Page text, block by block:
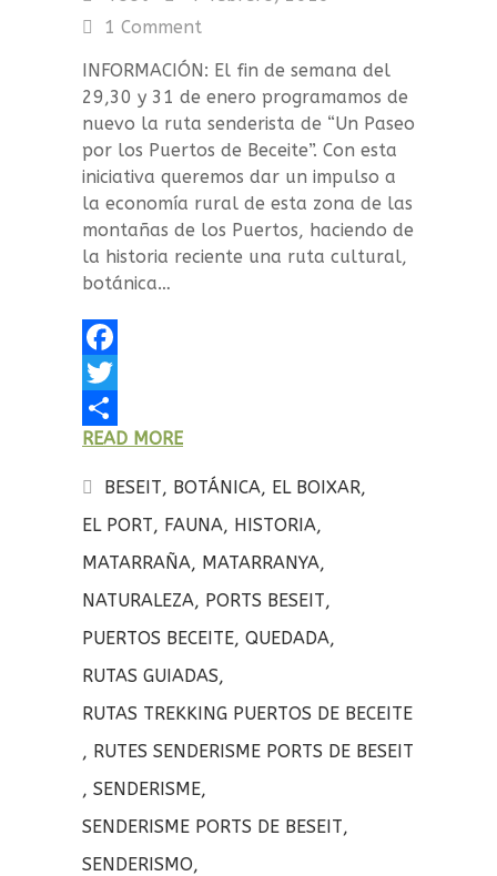
1 Comment
INFORMACIÓN: El fin de semana del
29,30 y 31 de enero programamos de
nuevo la ruta senderista de “Un Paseo
por los Puertos de Beceite”. Con esta
iniciativa queremos dar un impulso a
la economía rural de esta zona de las
montañas de los Puertos, haciendo de
la historia reciente una ruta cultural,
botánica…
F
a
c
e
b
T
w
i
t
C
o
m
r
READ MORE
BESEIT, BOTÁNICA, EL BOIXAR,
EL PORT, FAUNA, HISTORIA,
MATARRAÑA, MATARRANYA,
NATURALEZA, PORTS BESEIT,
PUERTOS BECEITE, QUEDADA,
RUTAS GUIADAS,
RUTAS TREKKING PUERTOS DE BECEITE
, RUTES SENDERISME PORTS DE BESEIT
, SENDERISME,
SENDERISME PORTS DE BESEIT,
SENDERISMO,